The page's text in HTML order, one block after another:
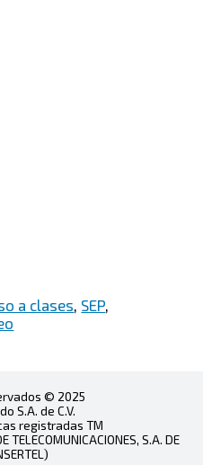
a clases, SEP,
© 2025
S.A. de C.V.
registradas TM
TELECOMUNICACIONES, S.A. DE